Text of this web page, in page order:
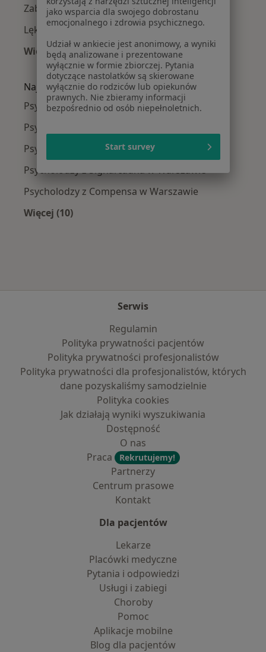
Zaburzenia nastroju w Warszawie
Lęki w Warszawie
Więcej (15)
Więcej w kategorii: Najczęście leczone
Najpopularniejsze ubezpieczenia
Psycholodzy z Medicover w Warszawie
Psycholodzy z Allianz w Warszawie
Psycholodzy z INTER Polska w Warszawie
Psycholodzy z Signal Iduna w Warszawie
Psycholodzy z Compensa w Warszawie
Więcej (10)
Serwis
Regulamin
Polityka prywatności pacjentów
Polityka prywatności profesjonalistów
Polityka prywatności dla profesjonalistów, których
dane pozyskaliśmy samodzielnie
Polityka cookies
Jak działają wyniki wyszukiwania
Dostępność
O nas
Praca
Rekrutujemy!
Partnerzy
Centrum prasowe
Kontakt
Dla pacjentów
Lekarze
Placówki medyczne
Pytania i odpowiedzi
Usługi i zabiegi
Choroby
Pomoc
Aplikacje mobilne
Blog dla pacjentów
jako wsparcia dla swojego dobrostanu
emocjonalnego i zdrowia psychicznego.
Udział w ankiecie jest anonimowy, a wyniki
będą analizowane i prezentowane
wyłącznie w formie zbiorczej. Pytania
dotyczące nastolatków są skierowane
wyłącznie do rodziców lub opiekunów
prawnych. Nie zbieramy informacji
bezpośrednio od osób niepełnoletnich.
Start survey